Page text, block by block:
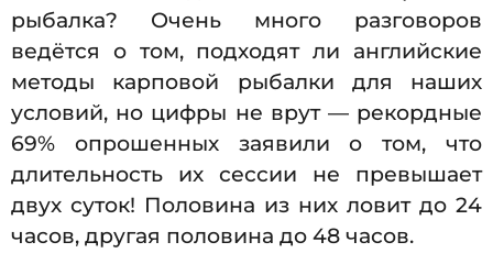
рыбалка? Очень много разговоров
ведётся о том, подходят ли английские
методы карповой рыбалки для наших
условий, но цифры не врут — рекордные
69% опрошенных заявили о том, что
длительность их сессии не превышает
двух суток! Половина из них ловит до 24
часов, другая половина до 48 часов.